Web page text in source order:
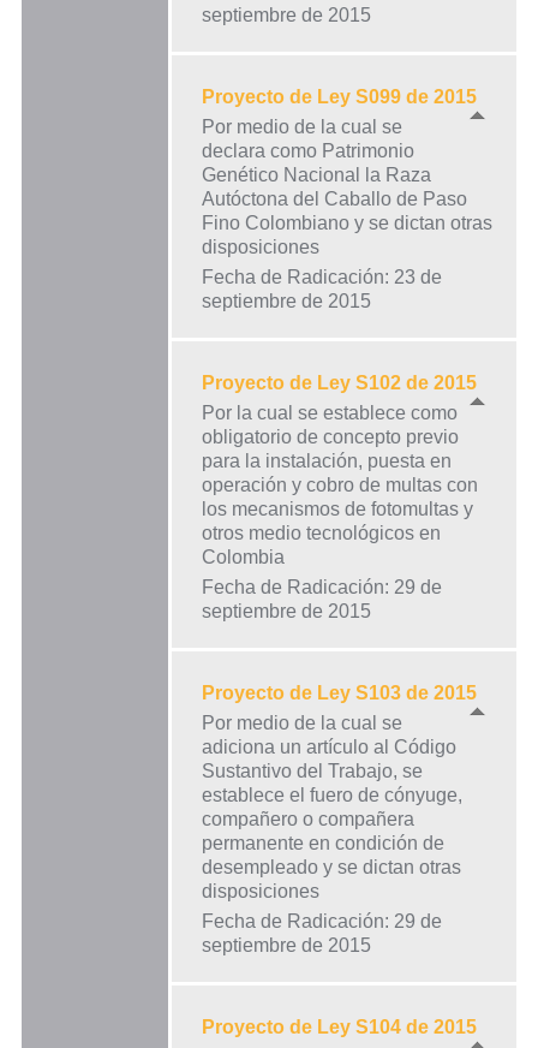
septiembre de 2015
Proyecto de Ley S099 de 2015
Por medio de la cual se
declara como Patrimonio
Genético Nacional la Raza
Autóctona del Caballo de Paso
Fino Colombiano y se dictan otras
disposiciones
Fecha de Radicación: 23 de
septiembre de 2015
Proyecto de Ley S102 de 2015
Por la cual se establece como
obligatorio de concepto previo
para la instalación, puesta en
operación y cobro de multas con
los mecanismos de fotomultas y
otros medio tecnológicos en
Colombia
Fecha de Radicación: 29 de
septiembre de 2015
Proyecto de Ley S103 de 2015
Por medio de la cual se
adiciona un artículo al Código
Sustantivo del Trabajo, se
establece el fuero de cónyuge,
compañero o compañera
permanente en condición de
desempleado y se dictan otras
disposiciones
Fecha de Radicación: 29 de
septiembre de 2015
Proyecto de Ley S104 de 2015